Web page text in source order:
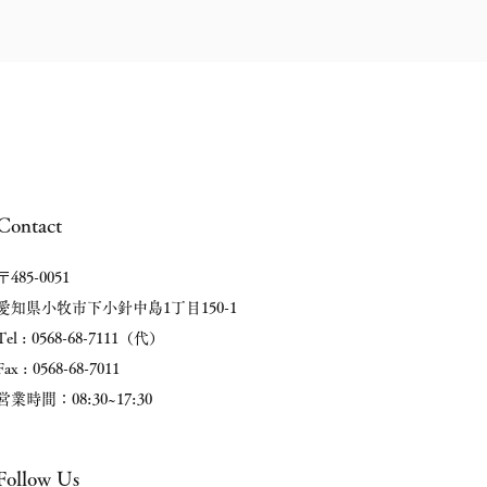
485-0051
知県小牧市下小針中島1丁目150-1
: 0568-68-7111（代）
: 0568-68-7011
業時間：08:30~17:30
Us